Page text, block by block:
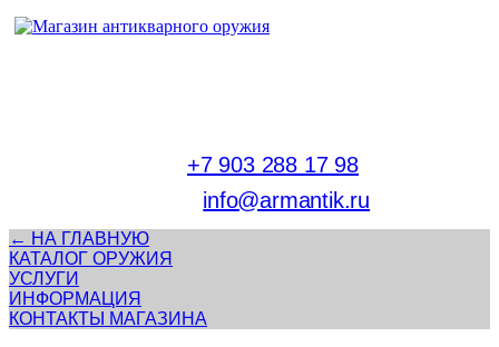
+7 903 288 17 98
info@armantik.ru
← НА ГЛАВНУЮ
КАТАЛОГ ОРУЖИЯ
УСЛУГИ
ИНФОРМАЦИЯ
КОНТАКТЫ МАГАЗИНА